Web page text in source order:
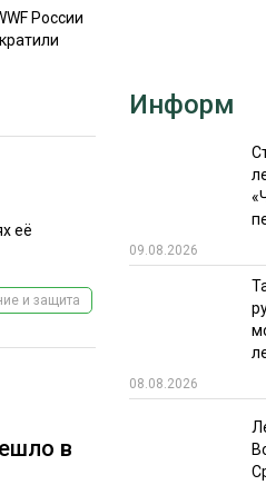
России
её
и защита
в
Информ
09.08.2026
08.08.2026